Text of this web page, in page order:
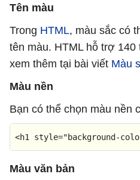
Tên màu
Trong HTML, màu sắc có
tên màu. HTML hỗ trợ
xem thêm tại bài viết Màu
Màu nền
Bạn có thể chọn màu nền
<h1 style="background-
Màu văn bản